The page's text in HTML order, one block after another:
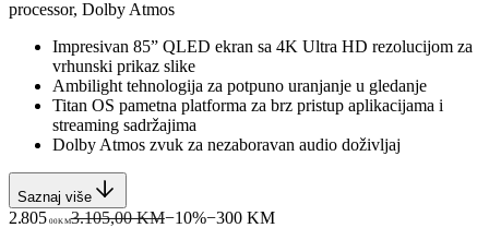
processor, Dolby Atmos
Impresivan 85” QLED ekran sa 4K Ultra HD rezolucijom za
vrhunski prikaz slike
Ambilight tehnologija za potpuno uranjanje u gledanje
Titan OS pametna platforma za brz pristup aplikacijama i
streaming sadržajima
Dolby Atmos zvuk za nezaboravan audio doživljaj
Saznaj više
2.805 00KM3.105,00 KM−10%−300KM